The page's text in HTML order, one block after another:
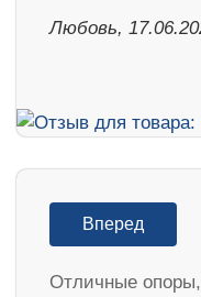
Любовь,
Вперед
Отличные